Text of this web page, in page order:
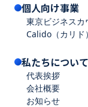
個人向け事業
東京ビジネス
Calido（カリド）
私たちについて
代表挨拶
会社概要
お知らせ